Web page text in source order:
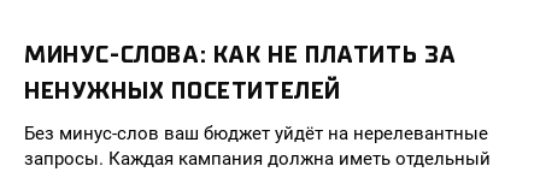
МИНУС-СЛОВА: КАК НЕ ПЛАТИТЬ ЗА
НЕНУЖНЫХ ПОСЕТИТЕЛЕЙ
Без минус-слов ваш бюджет уйдёт на нерелевантные
запросы. Каждая кампания должна иметь отдельный